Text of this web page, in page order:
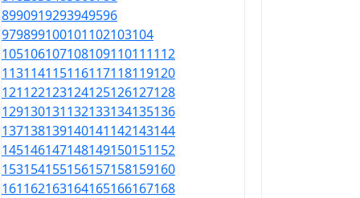
8990919293949596
979899100101102103104
105106107108109110111112
113114115116117118119120
121122123124125126127128
129130131132133134135136
137138139140141142143144
145146147148149150151152
153154155156157158159160
161162163164165166167168